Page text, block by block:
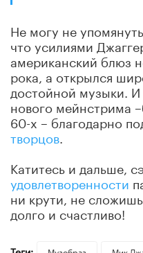
Не могу не
что усилиями
американский блюз
рока, а открылся
достойной музыки.
нового мейнстрима
60-х – благодарно
творцов
Катитесь и дальше,
удовлетворенности
ни крути, не
долго и счастливо!